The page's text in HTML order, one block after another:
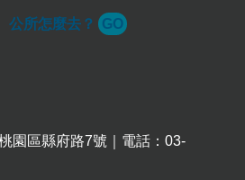
公所怎麼去？ GO
園區縣府路7號｜電話：03-